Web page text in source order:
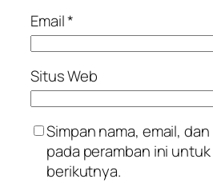
Email*
Situs Web
Simpan nama, email,
pada peramban ini
berikutnya.